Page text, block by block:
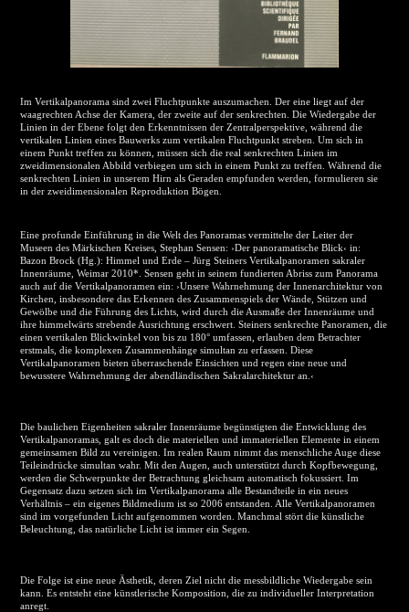
Im Vertikalpanorama sind zwei Fluchtpunkte auszumachen. Der eine liegt auf der
waagrechten Achse der Kamera, der zweite auf der senkrechten. Die Wiedergabe der
Linien in der Ebene folgt den Erkenntnissen der Zentralperspektive, während die
vertikalen Linien eines Bauwerks zum vertikalen Fluchtpunkt streben. Um sich in
einem Punkt treffen zu können, müssen sich die real senkrechten Linien im
zweidimensionalen Abbild verbiegen um sich in einem Punkt zu treffen. Während die
senkrechten Linien in unserem Hirn als Geraden empfunden werden, formulieren sie
in der zweidimensionalen Reproduktion Bögen.
Eine profunde Einführung in die Welt des Panoramas vermittelte der Leiter der
Museen des Märkischen Kreises, Stephan Sensen: ›Der panoramatische Blick‹ in:
Bazon Brock (Hg.): Himmel und Erde – Jürg Steiners Vertikalpanoramen sakraler
Innenräume, Weimar 2010*. Sensen geht in seinem fundierten Abriss zum Panorama
auch auf die Vertikalpanoramen ein: ›Unsere Wahrnehmung der Innenarchitektur von
Kirchen, insbesondere das Erkennen des Zusammenspiels der Wände, Stützen und
Gewölbe und die Führung des Lichts, wird durch die Ausmaße der Innenräume und
ihre himmelwärts strebende Ausrichtung erschwert. Steiners senkrechte Panoramen, die
einen vertikalen Blickwinkel von bis zu 180° umfassen, erlauben dem Betrachter
erstmals, die komplexen Zusammenhänge simultan zu erfassen. Diese
Vertikalpanoramen bieten überraschende Einsichten und regen eine neue und
bewusstere Wahrnehmung der abendländischen Sakralarchitektur an.‹
Die baulichen Eigenheiten sakraler Innenräume begünstigten die Entwicklung des
Vertikalpanoramas, galt es doch die materiellen und immateriellen Elemente in einem
gemeinsamen Bild zu vereinigen. Im realen Raum nimmt das menschliche Auge diese
Teileindrücke simultan wahr. Mit den Augen, auch unterstützt durch Kopfbewegung,
werden die Schwerpunkte der Betrachtung gleichsam automatisch fokussiert. Im
Gegensatz dazu setzen sich im Vertikalpanorama alle Bestandteile in ein neues
Verhältnis – ein eigenes Bildmedium ist so 2006 entstanden. Alle Vertikalpanoramen
sind im vorgefunden Licht aufgenommen worden. Manchmal stört die künstliche
Beleuchtung, das natürliche Licht ist immer ein Segen.
Die Folge ist eine neue Ästhetik, deren Ziel nicht die messbildliche Wiedergabe sein
kann. Es entsteht eine künstlerische Komposition, die zu individueller Interpretation
anregt.